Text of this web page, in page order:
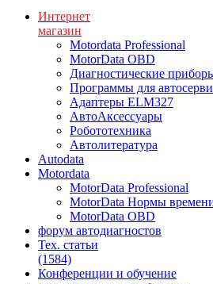
Интернет
магазин
Motordata Professional
MotorData OBD
Диагностические
Программы для
Адаптеры ELM327
АвтоАксессуары
Робототехника
Автолитература
Autodata
Motordata
MotorData Professional
MotorData Нормы
MotorData OBD
форум автодиагностов
Тех. статьи
(1584)
Конференции и обучение